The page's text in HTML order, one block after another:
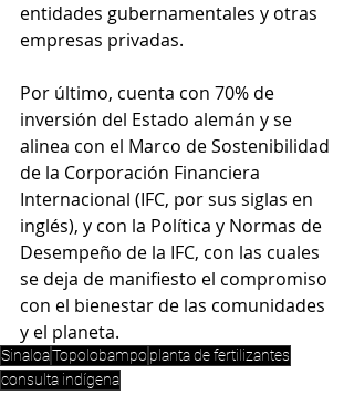
entidades gubernamentales y otras
empresas privadas.
Por último, cuenta con 70% de
inversión del Estado alemán y se
alinea con el Marco de Sostenibilidad
de la Corporación Financiera
Internacional (IFC, por sus siglas en
inglés), y con la Política y Normas de
Desempeño de la IFC, con las cuales
se deja de manifiesto el compromiso
con el bienestar de las comunidades
y el planeta.
SinaloaTopolobampo planta de fertilizantes
consulta indígena